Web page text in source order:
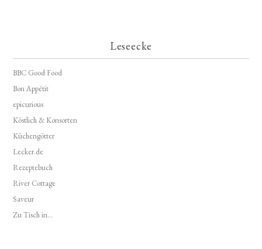
Leseecke
BBC Good Food
Bon Appétit
epicurious
Köstlich & Konsorten
Küchengötter
Lecker.de
Rezeptebuch
River Cottage
Saveur
Zu Tisch in...